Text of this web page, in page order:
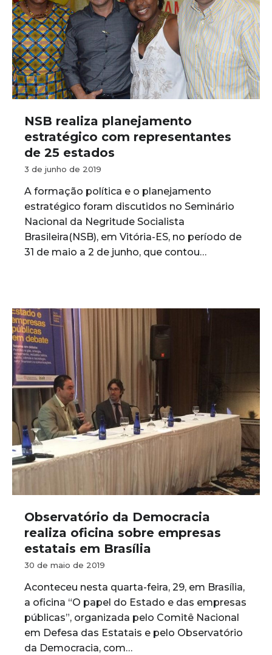
NSB realiza planejamento
estratégico com representantes
de 25 estados
3 de junho de 2019
A formação política e o planejamento
estratégico foram discutidos no Seminário
Nacional da Negritude Socialista
Brasileira(NSB), em Vitória-ES, no período de
31 de maio a 2 de junho, que contou…
Observatório da Democracia
realiza oficina sobre empresas
estatais em Brasília
30 de maio de 2019
Aconteceu nesta quarta-feira, 29, em Brasília,
a oficina “O papel do Estado e das empresas
públicas”, organizada pelo Comitê Nacional
em Defesa das Estatais e pelo Observatório
da Democracia, com…